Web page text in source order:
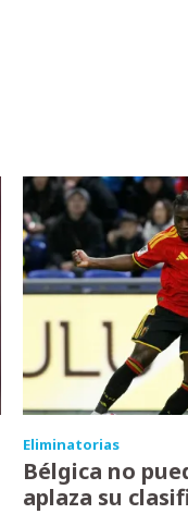
Eliminatorias
Bélgica no
aplaza su